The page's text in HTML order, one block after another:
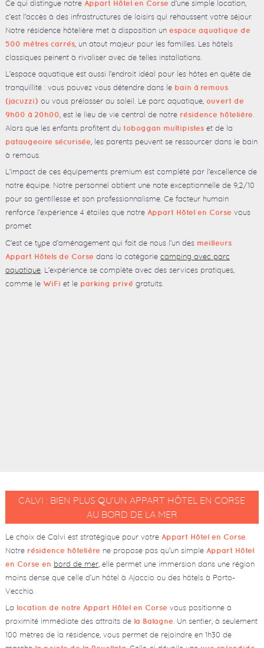
Ce qui distingue notre Appart Hôtel en Corse d’une simple location,
c’est l’accès à des infrastructures de loisirs qui rehaussent votre séjour.
Notre résidence hôtelière met à disposition un espace aquatique de
500 mètres carrés, un atout majeur pour les familles. Les hôtels
classiques peinent à rivaliser avec de telles installations.
L’espace aquatique est aussi l’endroit idéal pour les hôtes en quête de
tranquillité : vous pouvez vous détendre dans le bain à remous
(jacuzzi) ou vous prélasser au soleil. Le parc aquatique, ouvert de
9h00 à 20h00 , est le lieu de vie central de notre résidence hôtelière
Alors que les enfants profitent du toboggan multipisteset de la
pataugeoire sécurisée , les parents peuvent se ressourcer dans le bain
à remous.
L’impact de ces équipements premium est complété par l’excellence de
notre équipe. Notre personnel obtient une note exceptionnelle de 9,2/10
pour sa gentillesse et son professionnalisme. Ce facteur humain
renforce l’expérience 4 étoiles que notre Appart Hôtel en Corse vous
promet.
C’est ce type d’aménagement qui fait de nous l’un des meilleurs
Appart Hôtels de Corse dans la catégorie camping avec parc
aquatique. L’expérience se complète avec des services pratiques,
comme le WiFi et le parking privé gratuits.
CALVI : BIEN PLUS QU’UN APPART HÔTEL EN CORSE
AU BORD DE LA MER
Le choix de Calvi est stratégique pour votre Appart Hôtel en Corse
Notre résidence hôtelière ne propose pas qu’un simple Appart Hôtel
en Corse en bord de mer, elle permet une immersion dans une région
moins dense que celle d’un hôtel à Ajaccio ou des hôtels à Porto-
Vecchio.
La location de notre Appart Hôtel en Corse vous positionne à
proximité immédiate des attraits de la Balagne . Un sentier, à seulement
100 mètres de la résidence, vous permet de rejoindre en 1h30 de